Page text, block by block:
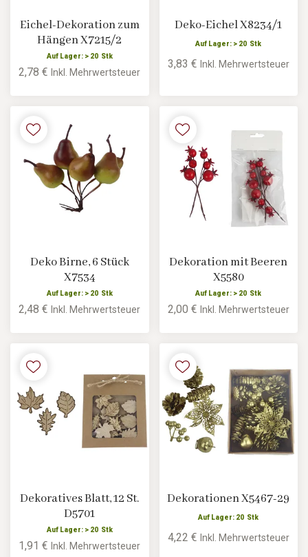
Eichel-Dekoration zum
Hängen X7215/2
Auf Lager: > 20 Stk
2,78 €Inkl. Mehrwertsteuer
Deko-Eichel X8234/1
Auf Lager: > 20 Stk
3,83 € Inkl. Mehrwertsteuer
Deko Birne, 6 Stück
X7534
Auf Lager: > 20 Stk
2,48 €Inkl. Mehrwertsteuer
Dekoration mit Beeren
X5580
Auf Lager: > 20 Stk
2,00 € Inkl. Mehrwertsteuer
Dekoratives Blatt, 12 St.
D5701
Auf Lager: > 20 Stk
1,91 €Inkl. Mehrwertsteuer
Dekorationen X5467-29
Auf Lager: 20 Stk
4,22 € Inkl. Mehrwertsteuer